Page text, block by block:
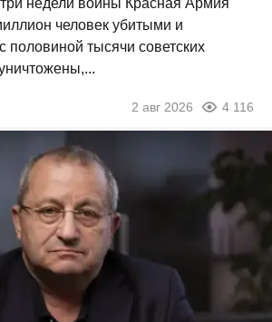
человек убитыми и
половиной тысячи советских
2 авг 2026 4 116